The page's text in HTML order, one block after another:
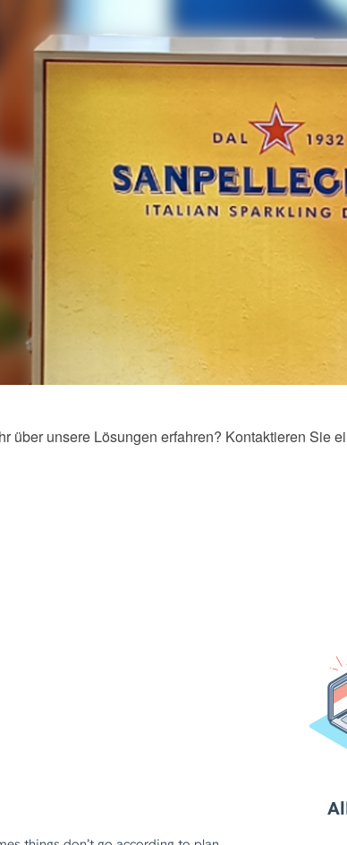
über unsere Lösungen erfahren? Kontaktieren Sie